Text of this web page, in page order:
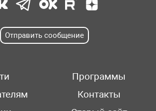
Отправить сообщение
Программы
Контакты